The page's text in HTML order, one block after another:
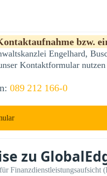
bzw.
Engelhard,
Kontaktformular
089 212 166-0
zu
Finanzdienstleistungsaufsicht